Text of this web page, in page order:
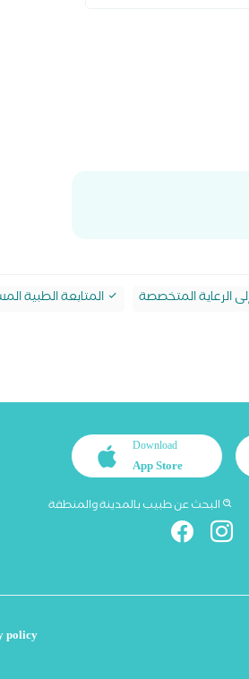
الرعاية المتخصصة المتابعة الطبية
Download
App Store
البحث عن طبيب بالمدينة والمنطقة
policy